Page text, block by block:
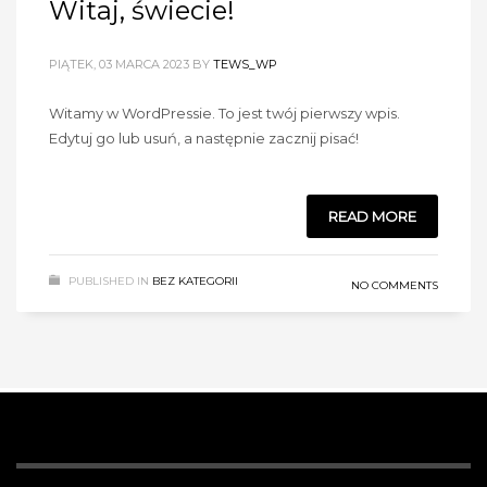
Witaj, świecie!
PIĄTEK, 03 MARCA 2023 BY TEWS_WP
Witamy w WordPressie. To jest twój pierwszy wpis.
Edytuj go lub usuń, a następnie zacznij pisać!
READ MORE
PUBLISHED IN BEZ KATEGORII NO COMMENTS